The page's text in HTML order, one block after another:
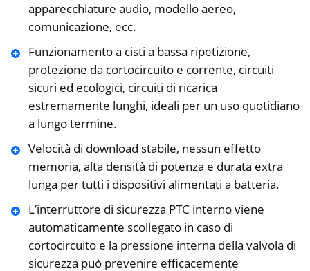
apparecchiature audio, modello aereo,
comunicazione, ecc.
Funzionamento a cisti a bassa ripetizione,
protezione da cortocircuito e corrente, circuiti
sicuri ed ecologici, circuiti di ricarica
estremamente lunghi, ideali per un uso quotidiano
a lungo termine.
Velocità di download stabile, nessun effetto
memoria, alta densità di potenza e durata extra
lunga per tutti i dispositivi alimentati a batteria.
L’interruttore di sicurezza PTC interno viene
automaticamente scollegato in caso di
cortocircuito e la pressione interna della valvola di
sicurezza può prevenire efficacemente